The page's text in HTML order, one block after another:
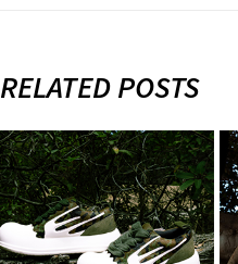
RELATED POSTS
2026.8.7.Fri
XLARGE ×
Rhime
8月 3, 2026